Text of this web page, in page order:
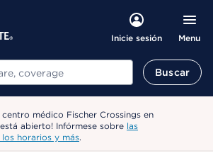
Inicie sesión Menu
Buscar
centro médico Fischer Crossings en
abierto! Infórmese sobre las
horarios y más.